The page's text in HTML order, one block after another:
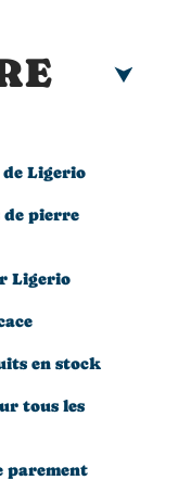
Ligerio
de pierre
Ligerio
en stock
tous les
parement